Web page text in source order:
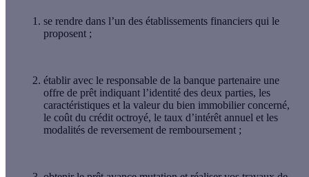
se rendre dans l’un des établissements financiers qui le
proposent ;
établir avec le responsable de la banque partenaire une
offre de prêt indiquant l’identité des deux parties, les
caractéristiques et la valeur du bien immobilier concerné,
le coût du crédit octroyé, le taux d’intérêt annuel et les
modalités de reversement de remboursement ;